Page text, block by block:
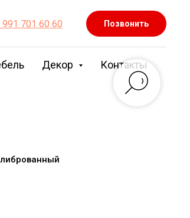
991 701 60 60 Позвонить
Декор Контакты